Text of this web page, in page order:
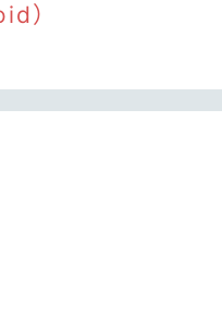
）